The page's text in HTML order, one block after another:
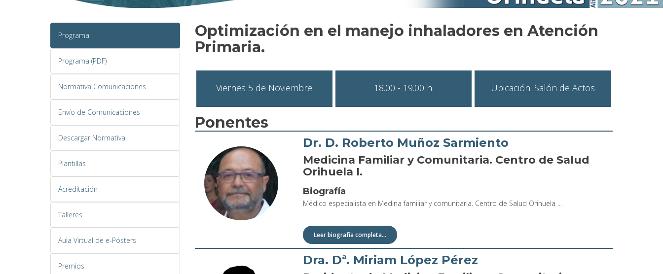
Programa
Programa (PDF)
Normativa Comunicaciones
Envío de Comunicaciones
Descargar Normativa
Plantillas
Acreditación
Talleres
Aula Virtual de e-Pósters
Premios
Optimización en el manejo inhaladores en Atención
Primaria.
Viernes 5 de Noviembre 18.00 - 19.00 h. Ubicación: Salón de Actos
Ponentes
Dr. D. Roberto Muñoz Sarmiento
Medicina Familiar y Comunitaria. Centro de Salud
Orihuela I.
Biografía
Médico especialista en Medina familiar y comunitaria. Centro de Salud Orihuela ...
Leer biografía completa...
Dra. Dª. Miriam López Pérez